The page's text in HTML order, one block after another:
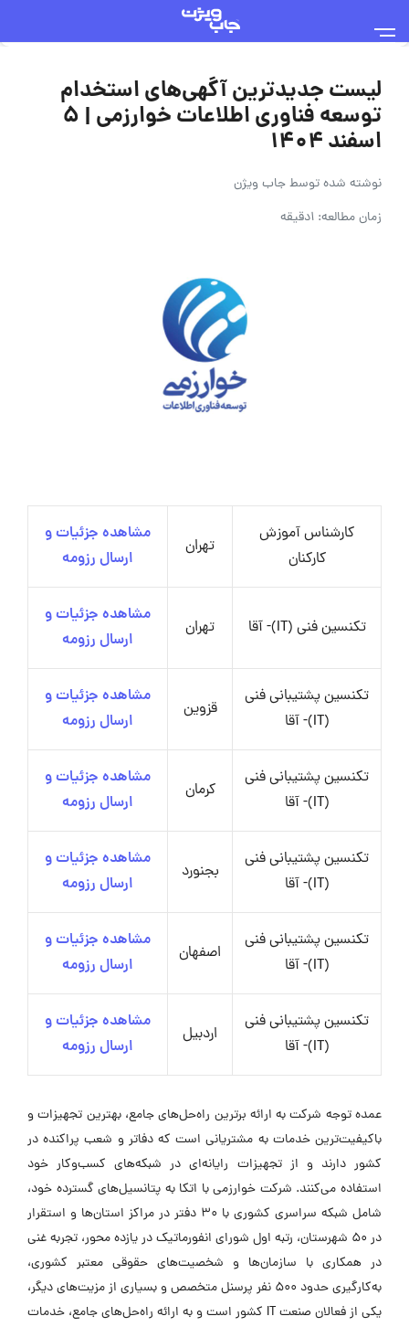
لیست جدیدترین آگهی‌های استخدام
توسعه فناوری اطلاعات خوارزمی | ۵
اسفند ۱۴۰۴
نوشته شده توسطجاب ویژن
زمان مطالعه: 1دقیقه
کارشناس آموزش
کارکنان
تهران
مشاهده جزئیات و
ارسال رزومه
تکنسین فنی (IT)- آقا تهران
مشاهده جزئیات و
ارسال رزومه
تکنسین پشتیبانی فنی
(IT)- آقا
قزوین
مشاهده جزئیات و
ارسال رزومه
تکنسین پشتیبانی فنی
(IT)- آقا
کرمان
مشاهده جزئیات و
ارسال رزومه
تکنسین پشتیبانی فنی
(IT)- آقا
بجنورد
مشاهده جزئیات و
ارسال رزومه
تکنسین پشتیبانی فنی
(IT)- آقا
اصفهان
مشاهده جزئیات و
ارسال رزومه
تکنسین پشتیبانی فنی
(IT)- آقا
اردبیل
مشاهده جزئیات و
ارسال رزومه
عمده توجه شرکت به ارائه برترین راه‌حل‌های جامع، بهترین تجهیزات و
باکیفیت‌ترین خدمات به مشتریانی است که دفاتر و شعب پراکنده در
کشور دارند و از تجهیزات رایانه‌ای در شبکه‌های کسب‌وکار خود
استفاده می‌کنند. شرکت خوارزمی با اتکا به پتانسیل‌های گسترده خود،
شامل شبکه سراسری کشوری با ۳۰ دفتر در مراکز استان‌ها و استقرار
در ۵۰ شهرستان، رتبه اول شورای انفورماتیک در یازده محور، تجربه غنی
در همکاری با سازمان‌ها و شخصیت‌های حقوقی معتبر کشوری،
به‌کارگیری حدود ۵۰۰ نفر پرسنل متخصص و بسیاری از مزیت‌های دیگر،
یکی از فعالان صنعت IT کشور است و به ارائه راه‌حل‌های جامع، خدمات